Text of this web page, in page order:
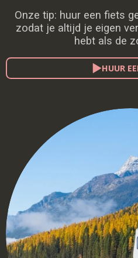
Onze tip: huur een fiets
zodat je altijd je eigen
hebt als de
HUUR